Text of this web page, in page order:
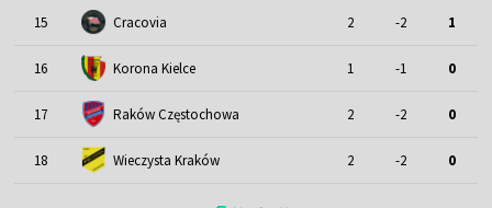
15 Cracovia 2 -2 1
16 Korona Kielce 1 -1 0
17 Raków Częstochowa 2 -2 0
18 Wieczysta Kraków 2 -2 0